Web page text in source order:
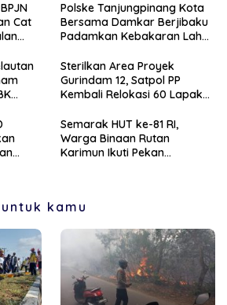
Cat
Polske Tanjungpinang Kota
Bersama Damkar Berjibaku
Padamkan Kebakaran Lahan
Sterilkan Area Proyek
Gurindam 12, Satpol PP
Kembali Relokasi 60 Lapak
Semarak HUT ke-81 RI,
Warga Binaan Rutan
Karimun Ikuti Pekan
kamu